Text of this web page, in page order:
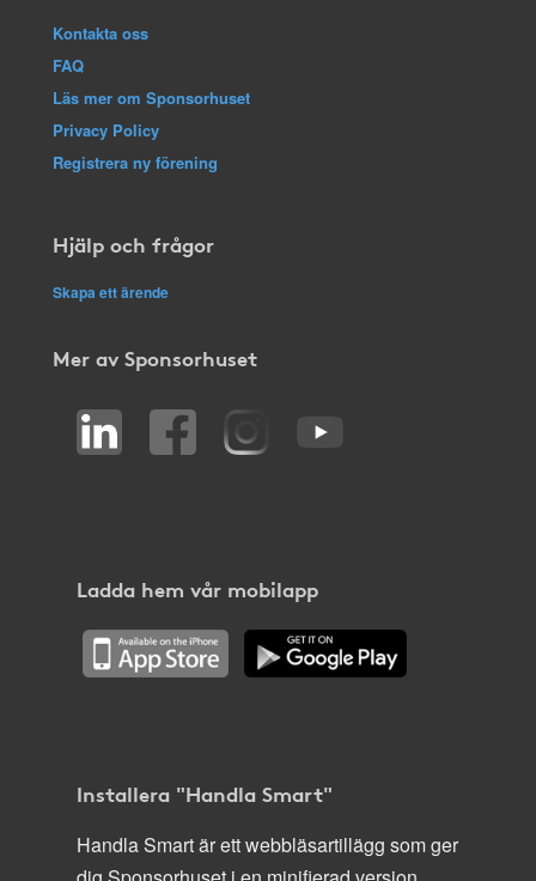
Kontakta oss
FAQ
Läs mer om Sponsorhuset
Privacy Policy
Registrera ny förening
Hjälp och frågor
Skapa ett ärende
Mer av Sponsorhuset
Ladda hem vår mobilapp
Installera "Handla Smart"
Handla Smart är ett webbläsartillägg som ger